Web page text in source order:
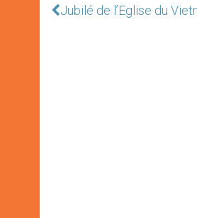
Jubilé de l’Eglise du